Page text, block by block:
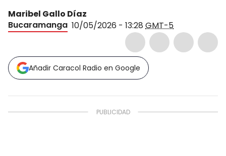
Maribel Gallo Díaz
Bucaramanga 10/05/2026 - 13:28 GMT-5
Añadir Caracol Radio en Google